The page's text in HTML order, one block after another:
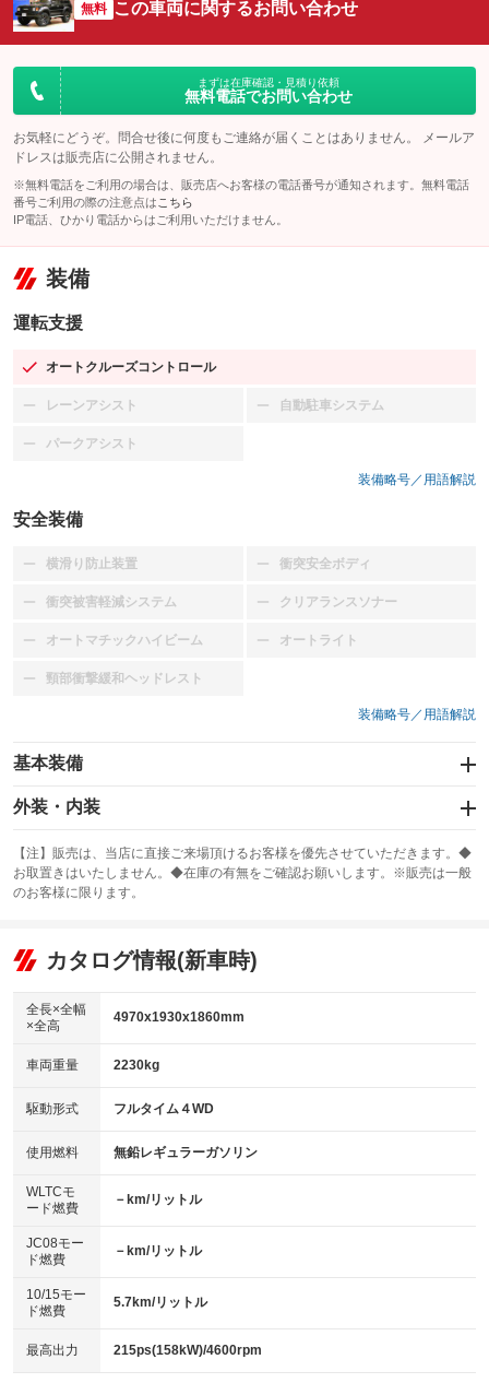
無料 この車両に関するお問い合わせ
まずは在庫確認・見積り依頼
無料電話でお問い合わせ
お気軽にどうぞ。問合せ後に何度もご連絡が届くことはありません。 メールア
ドレスは販売店に公開されません。
※無料電話をご利用の場合は、販売店へお客様の電話番号が通知されます。無料電話
番号ご利用の際の注意点は こちら
IP電話、ひかり電話からはご利用いただけません。
装備
運転支援
オートクルーズコントロール
：装備あり
レーンアシスト
：装備なし 自動駐車システム
：装備なし
パークアシスト
：装備なし
装備略号／用語解説
安全装備
横滑り防止装置
：装備なし 衝突安全ボディ
：装備なし
衝突被害軽減システム
：装備なし クリアランスソナー
：装備なし
オートマチックハイビーム
：装備なし オートライト
：装備なし
頸部衝撃緩和ヘッドレスト
：装備なし
装備略号／用語解説
基本装備
エアバッグ：運転席
：装備あり
：装備なし
サンルーフ
：装備あり ABS
リフトアップ
：装備あり
：装備なし
パワーウィンドウ
アイドリングストップ
：装備なし
USB入力端子
：装備なし
100V電源
：装備なし
センターデフロック
：装備なし
電動格納ミラー
：装備なし
外装・内装
カーナビ：メモリーナビ他
：装備あり
TV
：装備なし
ビジュアル
：装備なし
：装備あり
革シート
キーレス
HID(キセノンライト)
：装備なし
バックカメラ
：装備あり
エアロ
：装備なし
：装備なし
パワーシート
ベンチシート
：装備なし
チップアップシート
：装備なし
【注】販売は、当店に直接ご来場頂けるお客様を優先させていただきます。◆
お取置きはいたしません。◆在庫の有無をご確認お願いします。※販売は一般
のお客様に限ります。
カタログ情報(新車時)
全長×全幅
×全高
4970x1930x1860mm
車両重量 2230kg
駆動形式 フルタイム４WD
使用燃料 無鉛レギュラーガソリン
WLTCモ
ード燃費
－km/リットル
JC08モー
ド燃費
－km/リットル
10/15モー
ド燃費
5.7km/リットル
最高出力 215ps(158kW)/4600rpm